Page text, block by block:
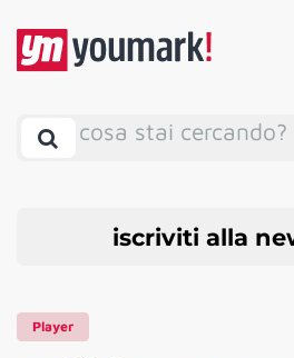
cosa stai cercando?
iscriviti alla
Player